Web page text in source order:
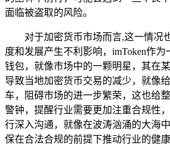
面临被盗取的风险。
对于加密货币市场而言,这一情况
度和发展产生不利影响，imToken作
钱包，就像市场中的一颗明星，其在
导致当地加密货币交易的减少，就像
车，阻碍市场的进一步繁荣，这也给
警钟，提醒行业需要更加注重合规性
行深入沟通，就像在波涛汹涌的大海
保在合法合规的前提下推动行业的健康